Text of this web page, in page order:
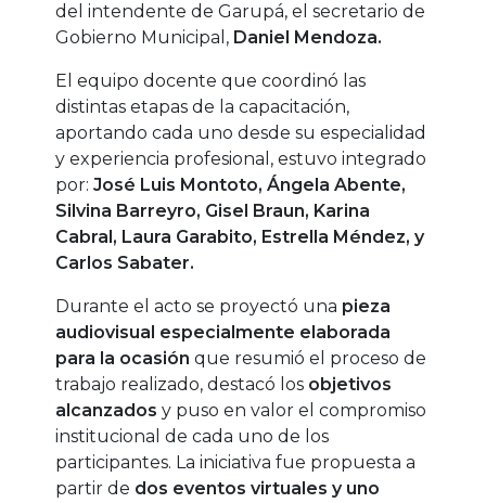
del intendente de Garupá, el secretario de
Gobierno Municipal, Daniel Mendoza.
El equipo docente que coordinó las
distintas etapas de la capacitación,
aportando cada uno desde su especialidad
y experiencia profesional, estuvo integrado
por:José Luis Montoto, Ángela Abente,
Silvina Barreyro, Gisel Braun, Karina
Cabral, Laura Garabito, Estrella Méndez, y
Carlos Sabater.
Durante el acto se proyectó una pieza
audiovisual especialmente elaborada
para la ocasión que resumió el proceso de
trabajo realizado, destacó los objetivos
alcanzados y puso en valor el compromiso
institucional de cada uno de los
participantes. La iniciativa fue propuesta a
partir de dos eventos virtuales y uno